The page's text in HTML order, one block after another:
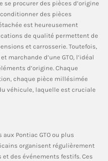
procurer des pièces d’origine
des pièces
est heureusement
de qualité permettent de
et carrosserie. Toutefois,
marchande d’une GTO, l’idéal
d’origine. Chaque
chaque pièce millésimée
véhicule, laquelle est cruciale
Pontiac GTO ou plus
organisent régulièrement
des événements festifs. Ces